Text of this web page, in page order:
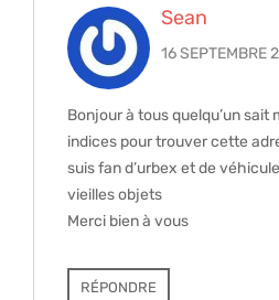
Sean
16 SEPTEMBRE
Bonjour à tous quelqu’un sait
indices pour trouver cette
suis fan d’urbex et de
vieilles objets
Merci bien à vous
RÉPONDRE